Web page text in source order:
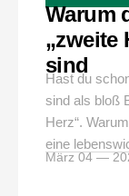
Warum
„zweite
sind
Hast du
sind als bloß
Herz“.
eine
März 04 —